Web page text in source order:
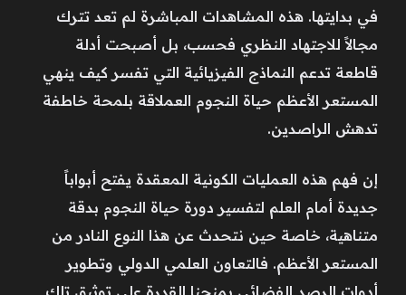
في بدايتها. هذه المشاهدات المباشرة لم تعد تترك
مجالاً للاجتهاد النظري فحسب، بل أصبحت أدلة
قاطعة تدعم النماذج الفيزيائية التي تفسر كيف ينهي
المستعر الأعظم حياة النجوم العملاقة بلمحة خاطفة
تدهش الراصدين.
إن فهم هذه العمليات الكونية المعقدة يفتح أبواباً
جديدة أمام العلم لتفسير دورة حياة النجوم بدقة
متناهية، خاصة حين نتحدث عن هذا النوع النادر من
المستعر الأعظم. فالتعاون العلمي الدولي وتطوير